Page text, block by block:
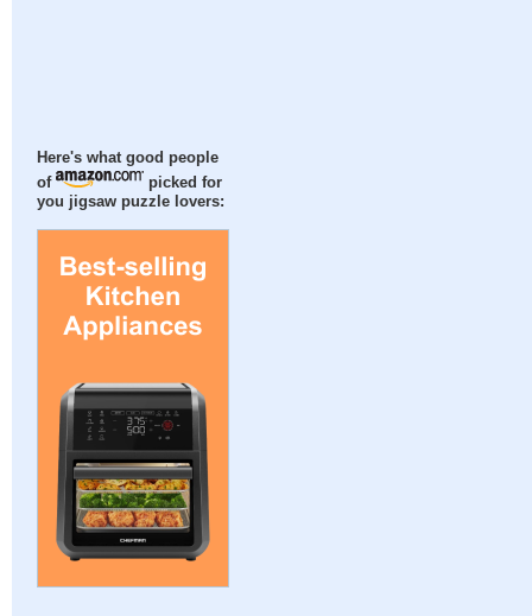
Here's what good people
of
picked for
you jigsaw puzzle lovers: